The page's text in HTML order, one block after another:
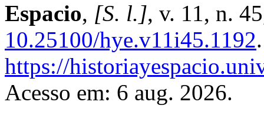
Espacio, [S. l.], v. 11, n.
10.25100/hye.v11i45.1192
https://
Acesso em: 6 aug. 2026.